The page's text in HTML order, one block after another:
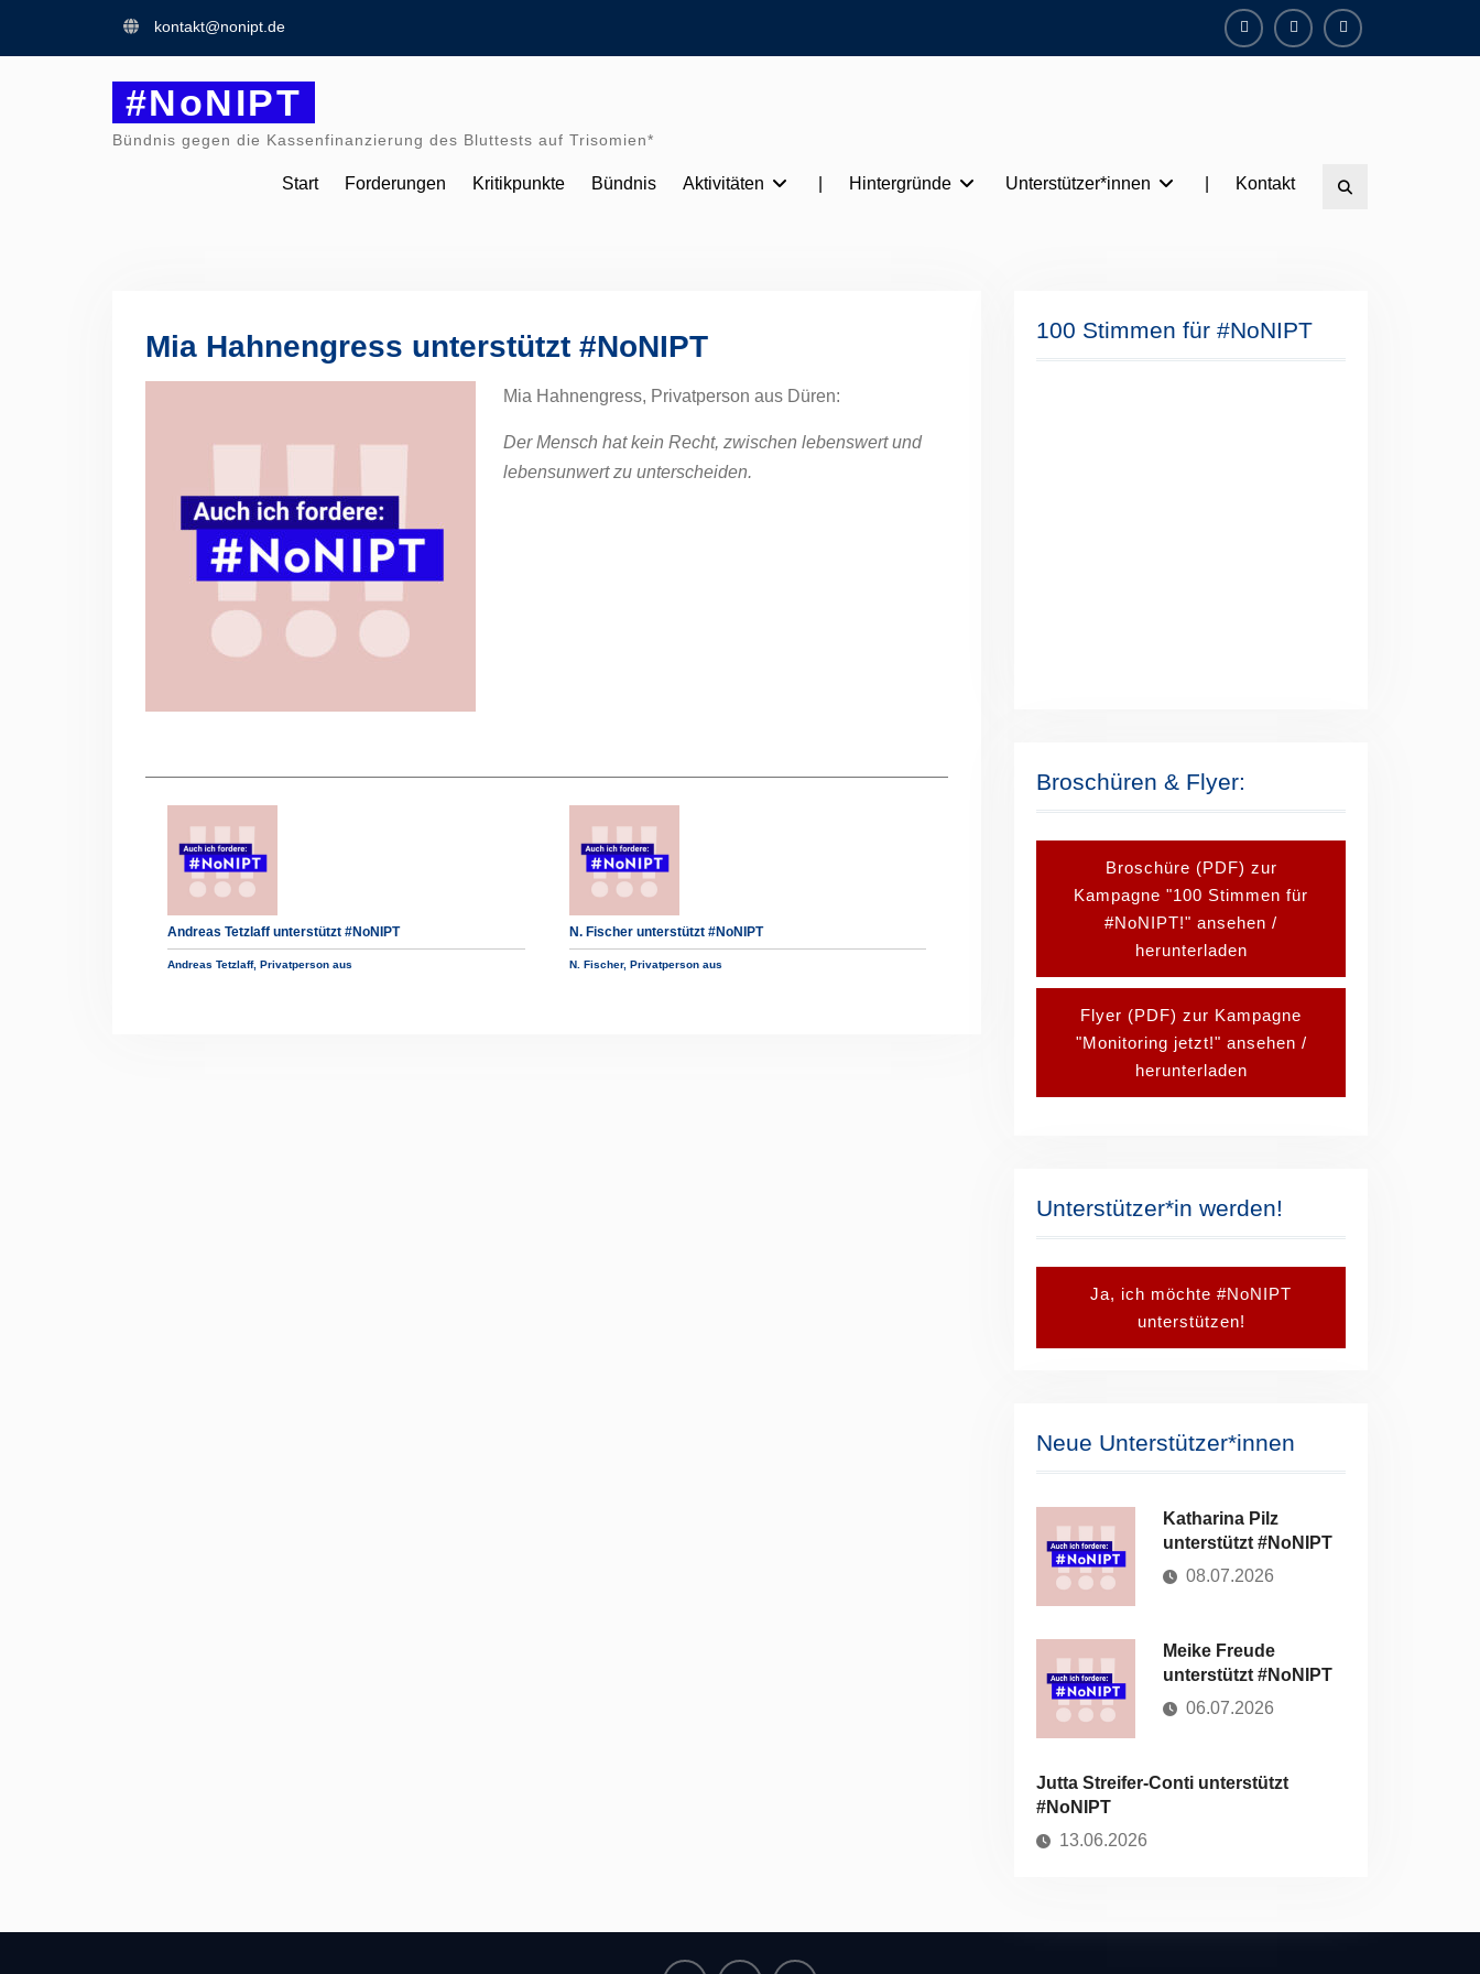
kontakt@nonipt.de
FacebookInstagram
Twitter
#NoNIPT
Bündnis gegen die Kassenfinanzierung des Bluttests auf Trisomien*
Start Forderungen Kritikpunkte Bündnis Aktivitäten Hintergründe Unterstützer*innen Kontakt
Mia Hahnengress unterstützt #NoNIPT
Mia Hahnengress, Privatperson aus Düren:
Der Mensch hat kein Recht, zwischen lebenswert und
lebensunwert zu unterscheiden.
Andreas Tetzlaff unterstützt #NoNIPT
Andreas Tetzlaff, Privatperson aus
N. Fischer unterstützt #NoNIPT
N. Fischer, Privatperson aus
100 Stimmen für #NoNIPT
Broschüren & Flyer:
Broschüre (PDF) zur
Kampagne "100 Stimmen für
#NoNIPT!" ansehen /
herunterladen
Flyer (PDF) zur Kampagne
"Monitoring jetzt!" ansehen /
herunterladen
Unterstützer*in werden!
Ja, ich möchte #NoNIPT
unterstützen!
Neue Unterstützer*innen
Katharina Pilz
unterstützt #NoNIPT
08.07.2026
Meike Freude
unterstützt #NoNIPT
06.07.2026
Jutta Streifer-Conti unterstützt
#NoNIPT
13.06.2026